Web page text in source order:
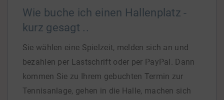
Wie buche ich einen Hallenplatz -
kurz gesagt ..
Sie wählen eine Spielzeit, melden sich an und
bezahlen per Lastschrift oder per PayPal. Dann
kommen Sie zu Ihrem gebuchten Termin zur
Tennisanlage, gehen in die Halle, machen sich